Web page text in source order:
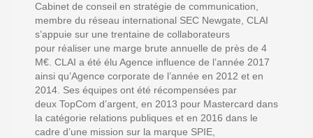
Cabinet de conseil en stratégie de communication,
membre du réseau international SEC Newgate , CLAI
s’appuie sur une trentaine de collaborateurs
pour réaliser une marge brute annuelle de près de 4
M€ . CLAI a été élu Agence influence de l’année 2017
ainsi qu’Agence corporate de l’année en 2012 et en
2014. Ses équipes ont été récompensées par
deux TopCom d’argent, en 2013 pour Mastercard dans
la catégorie relations publiques et en 2016 dans le
cadre d’une mission sur la marque SPIE